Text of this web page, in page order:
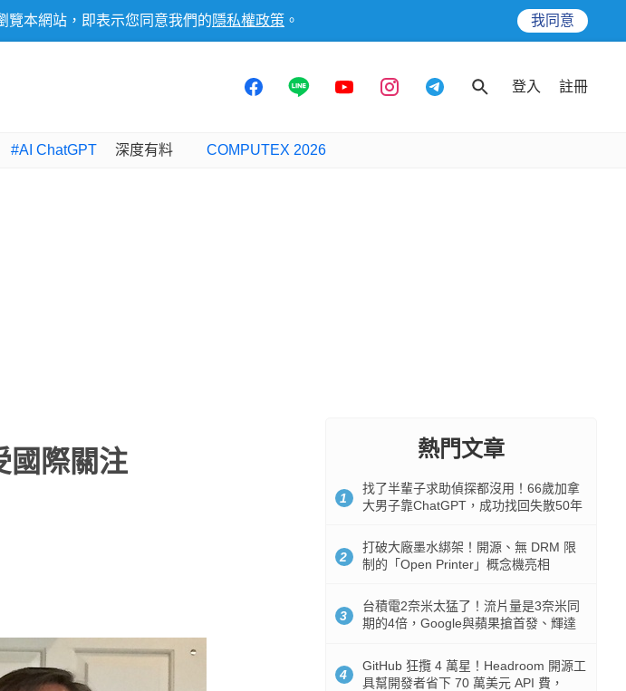
覽本網站，即表示您同意我們的 隱私權政策 。 我同意
登入 註冊
#AI ChatGPT 深度有料 COMPUTEX 2026
國際關注 熱門文章
1
找了半輩子求助偵探都沒用！66歲加拿
大男子靠ChatGPT，成功找回失散50年
2
打破大廠墨水綁架！開源、無 DRM 限
制的「Open Printer」概念機亮相
3
台積電2奈米太猛了！流片量是3奈米同
期的4倍，Google與蘋果搶首發、輝達
4
GitHub 狂攬 4 萬星！Headroom 開源工
具幫開發者省下 70 萬美元 API 費，